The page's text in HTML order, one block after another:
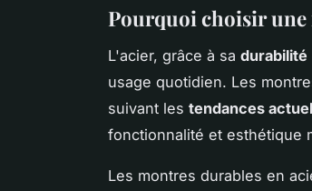
Pourquoi choisir une
L'acier, grâce à sa durabilité
usage quotidien. Les
suivant les tendances
fonctionnalité et esthétique
Les montres durables en